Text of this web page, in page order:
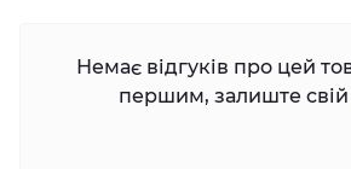
Немає відгуків про цей
першим, залиште свій